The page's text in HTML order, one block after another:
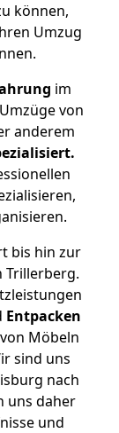
können,
Umzug
im
von
anderem
bis hin zur
Trillerberg.
Entpacken
Möbeln
sind uns
nach
uns daher
und